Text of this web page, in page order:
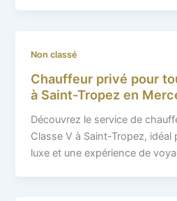
Non classé
Chauffeur privé pour
à Saint-Tropez en
Découvrez le service de
Classe V à Saint-Tropez,
luxe et une expérience de